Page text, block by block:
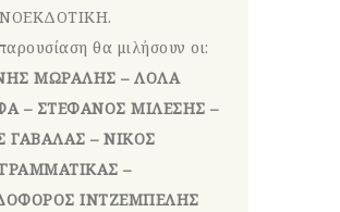
θα μιλήσουν οι:
ΜΩΡΑΛΗΣ – ΛΟΛΑ
– ΣΤΕΦΑΝΟΣ ΜΙΛΕΣΗΣ –
ΓΑΒΑΛΑΣ – ΝΙΚΟΣ
–
ΙΝΤΖΕΜΠΕΛΗΣ